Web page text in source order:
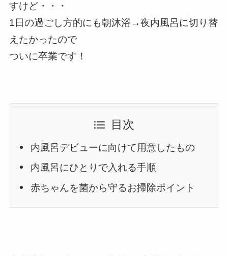
すけど・・・
1日の過ごし方的にも朝沐浴→夜内風呂に切り替
えたかったので
ついに卒業です！
目次
内風呂デビューに向けて用意したもの
内風呂にひとりで入れる手順
赤ちゃんを菌から守るお掃除ポイント